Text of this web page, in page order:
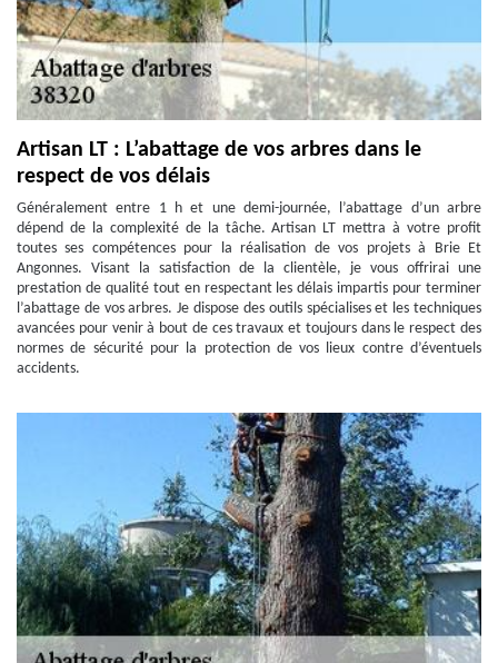
Artisan LT : L’abattage de vos arbres dans le
respect de vos délais
Généralement entre 1 h et une demi-journée, l’abattage d’un arbre
dépend de la complexité de la tâche. Artisan LT mettra à votre profit
toutes ses compétences pour la réalisation de vos projets à Brie Et
Angonnes. Visant la satisfaction de la clientèle, je vous offrirai une
prestation de qualité tout en respectant les délais impartis pour terminer
l’abattage de vos arbres. Je dispose des outils spécialises et les techniques
avancées pour venir à bout de ces travaux et toujours dans le respect des
normes de sécurité pour la protection de vos lieux contre d’éventuels
accidents.